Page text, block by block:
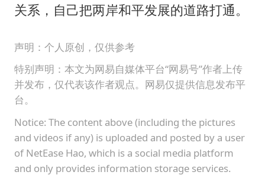
关系，自己把两岸和平发展的道路打通。
声明：个人原创，仅供参考
特别声明：本文为网易自媒体平台“网易号”作者上传
并发布，仅代表该作者观点。网易仅提供信息发布平
台。
Notice: The content above (including the pictures
and videos if any) is uploaded and posted by a user
of NetEase Hao, which is a social media platform
and only provides information storage services.